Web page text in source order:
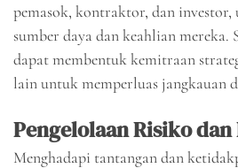
pemasok, kontraktor, dan
sumber daya dan keahlian mereka.
dapat membentuk kemitraan
lain untuk memperluas jangkauan
Pengelolaan Risiko
Menghadapi tantangan dan